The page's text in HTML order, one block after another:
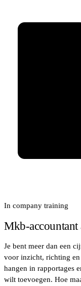
In company training
Mkb‑accountant
Je bent meer dan een
voor inzicht, richting
hangen in rapportages
wilt toevoegen. Hoe